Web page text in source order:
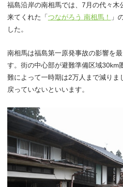
福島沿岸の南相馬では、7月の代々木
来てくれた「つながろう 南相馬！
」
した。
南相馬は福島第一原発事故の影響を
す。街の中心部が避難準備区域30km
難によって一時期は2万人まで減りま
戻っていないといいます。